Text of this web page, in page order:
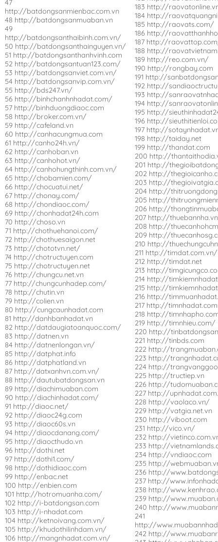
47
http://batdongsanmienbac.com.vn
48 http://batdongsanmuaban.vn
49
http://batdongsanthaibinh.com.vn/
50 http://batdongsanthainguyen.vn/
51 http://batdongsanthanhvinh.com
52 http://batdongsantuan123.com/
53 http://batdongsanviet.com.vn/
54 http://batdongsanvip.com.vn/
55 http://bds247.vn/
56 http://binhchanhnhadat.com/
57 http://binhduongdiaoc.com
58 http://broker.com.vn/
59 http://cafeland.vn
60 http://canhacungmua.com
61 http://canho24h.vn/
62 http://canhoban.vn
63 http://canhohot.vn/
64 http://canhohungthinh.com.vn/
65 http://chobamien.com/
66 http://chocuatui.net/
67 http://chonay.com/
68 http://chondiaoc.com/
69 http://chonhadat24h.com
70 http://choso.vn
71 http://chothuehanoi.com/
72 http://chothuesaigon.net
73 http://chototvn.net/
74 http://chotructuyen.com
75 http://chotructuyen.net
76 http://chungcu.net.vn
77 http://chungcunhadep.com/
78 http://chutin.vn
79 http://colien.vn
80 http://cungcaunhadat.com
81 http://danhbanhadat.vn
82 http://datdaugiatoanquoc.com/
83 http://datnen.vn
84 http://datnenlongan.vn/
85 http://datphat.info
86 http://datphatland.vn
87 http://datxanhvn.com.vn/
88 http://dautubatdongsan.vn
89 http://diachimuaban.com
90 http://diachinhadat.com/
91 http://diaoc.net/
92 http://diaoc24g.com
93 http://diaoc60s.vn
94 http://diaocdanang.com/
95 http://diaocthudo.vn
96 http://dothi.net
97 http://dothi1.com/
98 http://dothidiaoc.com
99 http://enbac.net
100 http://enbien.com
101 http://hotromuanha.com/
102 http://i-batdongsan.com
103 http://i-nhadat.com
104 http://ketnoivang.com.vn/
105 http://khudothilinhdam.vn/
106 http://mangnhadat.com.vn/
183 http://
184 http://
185 http://raovats.com/
186 http://
187 http://
188 http://
189 http://reo.com.vn/
190 http://rongbay.com
191 http://
192 http://
193 http://
194 http://
195 http://
196 http://
197 http://
198 http://taiday.net
199 http://thandat.com
200 http://
201 http://
202 http://
203 http://
204 http://
205 http://
206 http://
207 http://
208 http://
209 http://
210 http://
211 http://timdat.com.vn/
212 http://timdat.net
213 http://
214 http://
215 http://
216 http://
217 http://timnhadat.com
218 http://
219 http://timnhieu.com/
220 http://
221 http://tinbds.com
222 http://
223 http://
224 http://
225 http://tructiep.vn
226 http://
227 http://
228 http://vaolaco.vn/
229 http://vatgia.net.vn
230 http://viboot.com
231 http://vico.vn/
232 http://
233 http://
234 http://vndiaoc.com
235 http://
236 http://
237 http://
238 http://
239 http://
240 http://
241
http://
242 http://